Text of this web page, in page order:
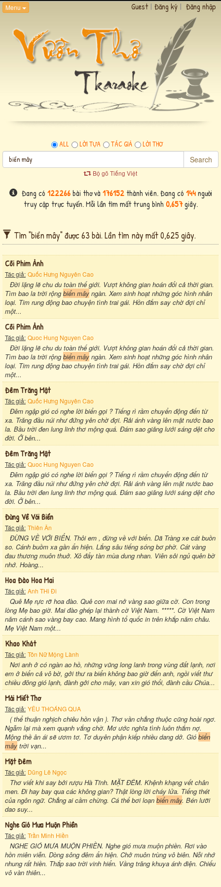
Menu Guest | Đăng ký | Đăng nhập
ALL LỜI TỰA TÁC GIẢ LỜI THƠ
Search
Bộ gõ Tiếng Việt
Đang có 122266bài thơ và 176152thành viên. Đang có 144người
truy cập trực tuyến. Mỗi lần tìm mất trung bình 0,657giây.
Tìm "biển mây" được 63 bài. Lần tìm này mất 0,625 giây.
Cõi Phim Ảnh
Tác giả: Quốc Hưng Nguyên Cao
Đời lặng lẽ chu du toàn thế giới. Vượt không gian hoán đổi cả thời gian.
Tìm bao la trời rộng biển mây ngàn. Xem sinh hoạt những góc hình nhân
loại. Tim rung động bao chuyện tình trai gái. Hồn đắm say chờ đợi chỉ
một...
Cõi Phim Ảnh
Tác giả: Quoc Hung Nguyen Cao
Đời lặng lẽ chu du toàn thế giới. Vượt không gian hoán đổi cả thời gian.
Tìm bao la trời rộng biển mây ngàn. Xem sinh hoạt những góc hình nhân
loại. Tim rung động bao chuyện tình trai gái. Hồn đắm say chờ đợi chỉ
một...
Đêm Trăng Mật
Tác giả: Quốc Hưng Nguyên Cao
Đêm ngập gió có nghe lời biển gọi ? Tiếng rì rầm chuyển động đến từ
xa. Trăng đầu núi như đứng yên chờ đợi. Rải ánh vàng lên mặt nước bao
la. Bầu trời đen lung linh thơ mộng quá. Đám sao giăng lưới sáng dệt cho
đời. Ở bên...
Đêm Trăng Mật
Tác giả: Quoc Hung Nguyen Cao
Đêm ngập gió có nghe lời biển gọi ? Tiếng rì rầm chuyển động đến từ
xa. Trăng đầu núi như đứng yên chờ đợi. Rải ánh vàng lên mặt nước bao
la. Bầu trời đen lung linh thơ mộng quá. Đám sao giăng lưới sáng dệt cho
đời. Ở bên...
Đừng Về Với Biển
Tác giả: Thiên Ân
ĐỪNG VỀ VỚI BIỂN. Thôi em , đừng về với biển. Dã Tràng xe cát buồn
so. Cánh buồm xa gần ẩn hiện. Lắng sâu tiếng sóng bơ phờ. Cát vàng
đau thương muôn thuở. Xô đẩy tàn mùa dung nhan. Viên sỏi ngủ quên bờ
nhớ. Hoàng...
Hoa Đào Hoa Mai
Tác giả: Anh THi Đi
Quê Mẹ rực rỡ hoa đào. Quê con mai nở vàng sao giữa cờ. Con trong
lòng Mẹ bao giờ. Mai đào ghép lại thành cờ Việt Nam. *****. Cờ Việt Nam
năm cánh sao vàng bay cao. Mang hình tổ quốc in trên khắp năm châu.
Mẹ Việt Nam một...
Khao Khát
Tác giả: Tôn Nữ Mộng Lành
Nơi anh ở có ngàn ao hồ, những vũng long lanh trong vùng đất lạnh, nơi
em ở biển cả vô bờ, gởi thư ra biển không bao giờ đến anh, ngồi viết thư
chiều đông gió lạnh, đành gởi cho mây, van xin gió thổi, đành cầu Chúa...
Mải Miết Thơ
Tác giả: YÊU THOÁNG QUA
( thể thuận nghịch chiêu hồn vận ). Thơ vần chẳng thuộc cũng hoài ngơ.
Ngẫm lại mà xem quạnh vắng chờ. Mơ ước nghĩa tình luôn thắm nợ.
Mộng thề ân ái sẽ ươm tơ. Tơ duyên phận kiếp nhiều dang dở. Gió biển
mây trời vạn...
Mặt Đêm
Tác giả: Dũng Lê Ngọc
Thơ viết khi say bởi rượu Hà Tĩnh. MẶT ĐÊM. Khệnh khạng vết chân
men. Đi hay bay qua các không gian? Thật lòng lời cháy lửa. Tiếng thét
của ngôn ngữ. Chẳng ai cầm chừng. Cá thể bơi loạn biển mây. Bén lưỡi
dao suy...
Nghe Gió Mưa Muộn Phiền
Tác giả: Trần Minh Hiền
NGHE GIÓ MƯA MUỘN PHIỀN. Nghe gió mưa muộn phiền. Rơi vào
hồn miên viễn. Dòng sông đêm ẩn hiện. Chở muôn trùng vô biên. Nỗi nhớ
nhung rất hiền. Thắp sao trời vinh hiển. Vầng trăng khuya ánh điện. Chiếu
vô vàn thiên...